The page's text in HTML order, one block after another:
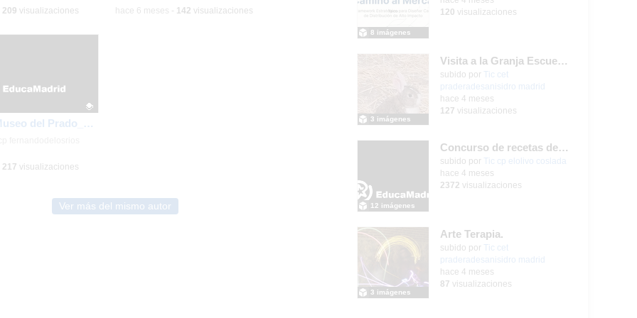
209 visualizaciones hace 6 meses - 142 visualizaciones
2º visita el Museo del Prado_CEIP FDLR_Las Rozas
217 visualizaciones
Ver más del mismo autor
8 imágenes
120 visualizaciones
Visita a la Granja Escuela "El Álamo"
Contenido educativo.
subido por Tic cet
praderadesanisidro madrid
3 imágenes
hace 4 meses
127 visualizaciones
Concurso de recetas de los abuelos CEIP El Olivo 2025/26
subido por Tic cp elolivo coslada
12 imágenes
hace 4 meses
2372 visualizaciones
Arte Terapia.
Contenido educativo.
subido por Tic cet
praderadesanisidro madrid
3 imágenes
hace 4 meses
87 visualizaciones